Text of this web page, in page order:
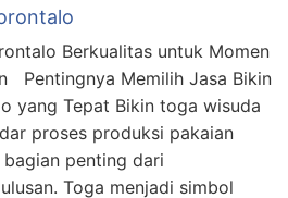
Berkualitas untuk Momen
Pentingnya Memilih Jasa Bikin
yang Tepat Bikin toga wisuda
proses produksi pakaian
penting dari
Toga menjadi simbol